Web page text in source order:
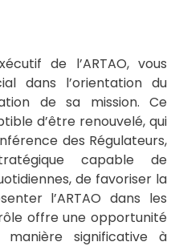
de l’ARTAO, vous
dans l’orientation du
de sa mission. Ce
d’être renouvelé, qui
des Régulateurs,
capable de
de favoriser la
l’ARTAO dans les
offre une opportunité
significative à